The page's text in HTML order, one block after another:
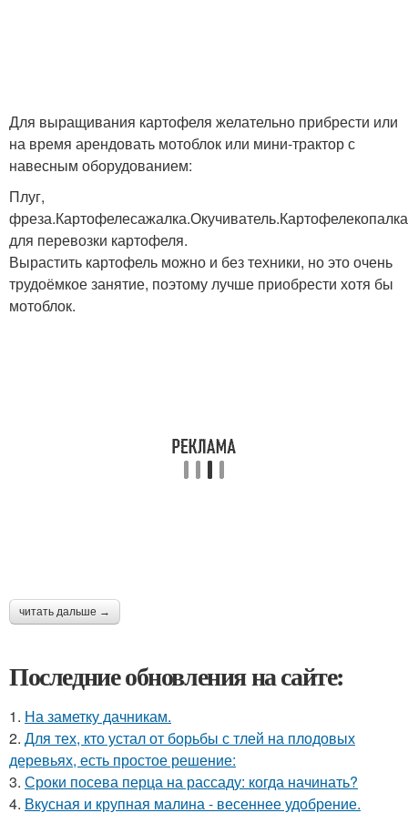
Для выращивания картофеля желательно прибрести или
на время арендовать мотоблок или мини-трактор с
навесным оборудованием:
Плуг,
для перевозки картофеля.
Вырастить картофель можно и без техники, но это очень
трудоёмкое занятие, поэтому лучше приобрести хотя бы
мотоблок.
читать дальше →
Последние обновления на сайте:
1. На заметку дачникам.
2. Для тех, кто устал от борьбы с тлей на плодовых
деревьях, есть простое решение:
3. Сроки посева перца на рассаду: когда начинать?
4. Вкусная и крупная малина - весеннее удобрение.